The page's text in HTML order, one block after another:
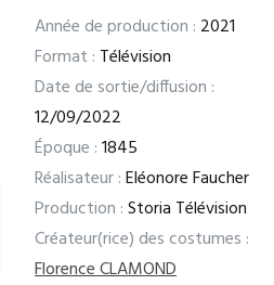
Année de production : 2021
Format : Télévision
Date de sortie/diffusion :
12/09/2022
Époque :1845
Réalisateur :Eléonore Faucher
Production :Storia Télévision
Créateur(rice) des costumes :
Florence CLAMOND